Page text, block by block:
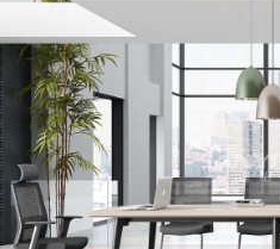
板式会议